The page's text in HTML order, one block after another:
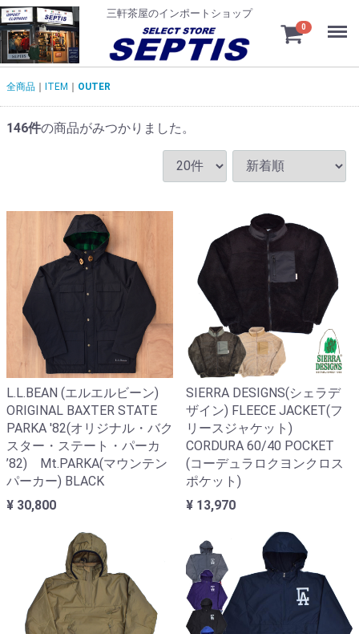
三軒茶屋のインポートショップ
0
全商品 ITEM OUTER
146件の商品がみつかりました。
L.L.BEAN (エルエルビーン)
ORIGINAL BAXTER STATE
PARKA '82(オリジナル・バク
スター・ステート・パーカ
’82) Mt.PARKA(マウンテン
パーカー) BLACK
¥ 30,800
SIERRA DESIGNS(シェラデ
ザイン) FLEECE JACKET(フ
リースジャケット)
CORDURA 60/40 POCKET
(コーデュラロクヨンクロス
ポケット)
¥ 13,970